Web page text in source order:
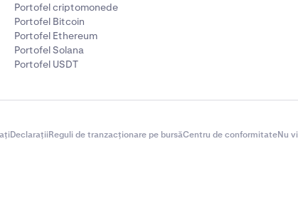
Portofel criptomonede
Portofel Bitcoin
Portofel Ethereum
Portofel Solana
Portofel USDT
DeclarațiiReguli de tranzacționare pe bursăCentru de conformitateNu